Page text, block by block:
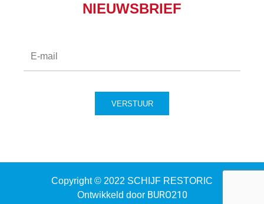
NIEUWSBRIEF
Copyright © 2022 SCHIJF RESTORIC
Ontwikkeld door BURO210